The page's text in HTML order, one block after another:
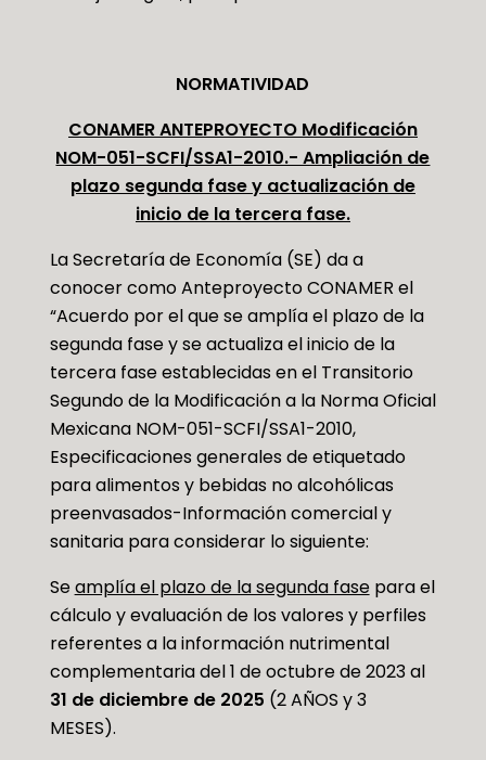
NORMATIVIDAD
CONAMER ANTEPROYECTO Modificación
NOM-051-SCFI/SSA1-2010.- Ampliación de
plazo segunda fase y actualización de
inicio de la tercera fase.
La Secretaría de Economía (SE) da a
conocer como Anteproyecto CONAMER el
“Acuerdo por el que se amplía el plazo de la
segunda fase y se actualiza el inicio de la
tercera fase establecidas en el Transitorio
Segundo de la Modificación a la Norma Oficial
Mexicana NOM-051-SCFI/SSA1-2010,
Especificaciones generales de etiquetado
para alimentos y bebidas no alcohólicas
preenvasados-Información comercial y
sanitaria para considerar lo siguiente:
Seamplía el plazo de la segunda fasepara el
cálculo y evaluación de los valores y perfiles
referentes a la información nutrimental
complementaria del 1 de octubre de 2023 al
31 de diciembre de 2025 (2 AÑOS y 3
MESES).